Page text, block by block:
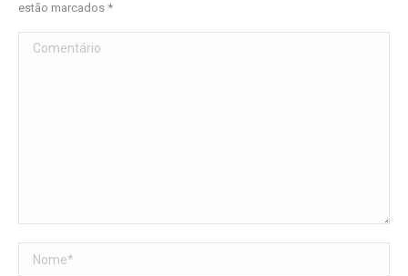
estão marcados *
Comentário
Nome *